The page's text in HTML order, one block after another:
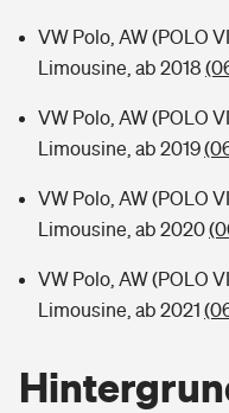
VW Polo, AW (POLO
Limousine, ab 2018
VW Polo, AW (POLO
Limousine, ab 2019
VW Polo, AW (POLO
Limousine, ab 2020
VW Polo, AW (POLO
Limousine, ab 2021